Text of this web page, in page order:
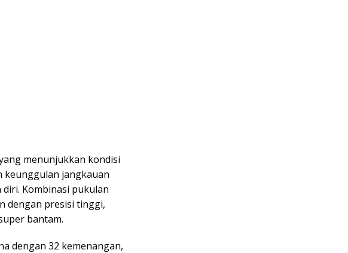
menunjukkan kondisi
keunggulan jangkauan
Kombinasi pukulan
dengan presisi tinggi,
bantam.
dengan 32 kemenangan,